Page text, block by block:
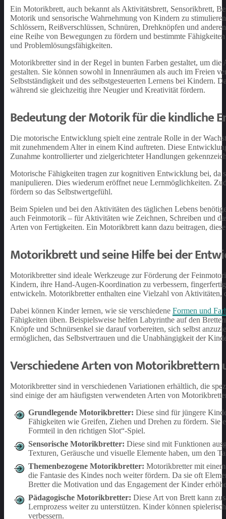
Ein Motorikbrett, auch bekannt als Aktivitätsbrett, Sensorikbrett,
Motorik und sensorische Wahrnehmung von Kindern zu
Schlössern, Reißverschlüssen, Schnüren, Drehknöpfen und
eine Reihe von Bewegungen zu fördern und bestimmte
und Problemlösungsfähigkeiten.
Motorikbretter sind in der Regel in bunten Farben gestaltet, um
gestalten. Sie können sowohl in Innenräumen als auch im Freien
Selbstständigkeit und des selbstgesteuerten Lernens bei Kindern.
während sie gleichzeitig ihre Neugier und Kreativität fördern.
Bedeutung der Motorik für die kindliche
Die motorische Entwicklung spielt eine zentrale Rolle in der
mit zunehmendem Alter in einem Kind auftreten. Diese
Zunahme kontrollierter und zielgerichteter Handlungen
Motorische Fähigkeiten tragen zur kognitiven Entwicklung bei,
manipulieren. Dies wiederum eröffnet neue Lernmöglichkeiten.
fördern so das Selbstwertgefühl.
Beim Spielen und bei den Aktivitäten des täglichen Lebens
auch Feinmotorik – für Aktivitäten wie Zeichnen, Schreiben und
Arten von Fertigkeiten. Ein Motorikbrett kann dazu beitragen,
Motorikbrett und seine Hilfe bei der
Motorikbretter sind ideale Werkzeuge zur Förderung der
Kindern, ihre Hand-Augen-Koordination zu verbessern,
entwickeln. Motorikbretter enthalten eine Vielzahl von
Dabei können Kinder lernen, wie sie verschiedene Formen und
Fähigkeiten üben. Beispielsweise helfen Labyrinthe auf den
Knöpfe und Schnürsenkel sie darauf vorbereiten, sich selbst
ermöglichen, das Selbstvertrauen und die Unabhängigkeit der
Verschiedene Arten von Motorikbrettern
Motorikbretter sind in verschiedenen Variationen erhältlich, die
sind einige der am häufigsten verwendeten Arten von
Grundlegende Motorikbretter: Diese sind für jüngere
Fähigkeiten wie Greifen, Ziehen und Drehen zu fördern. Sie
Formteil in den richtigen Slot“-Spiel.
Sensorische Motorikbretter: Diese sind mit Funktionen
Texturen, Geräusche und visuelle Elemente haben, um den
Themenbezogene Motorikbretter: Motorikbretter mit
die Fantasie des Kindes noch weiter fördern. Da sie oft
Bretter die Motivation und das Engagement der Kinder
Pädagogische Motorikbretter: Diese Art von Brett kann
Lernprozess weiter zu unterstützen. Kinder können
verbessern.